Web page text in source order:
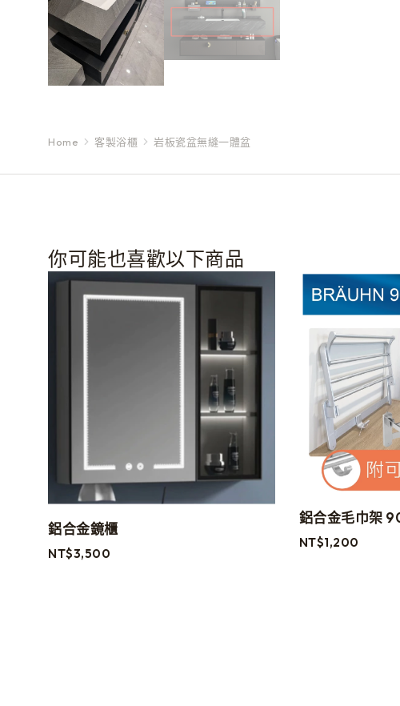
You are here:
Home 客製浴櫃 岩板瓷盆無縫一體盆
你可能也喜歡以下商品
鋁合金鏡櫃
NT$3,500
鋁合金毛巾架
NT$1,200